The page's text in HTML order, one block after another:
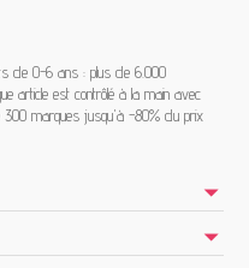
de 0-6 ans : plus de 6.000
article est contrôlé à la main avec
300 marques jusqu'à -80% du prix